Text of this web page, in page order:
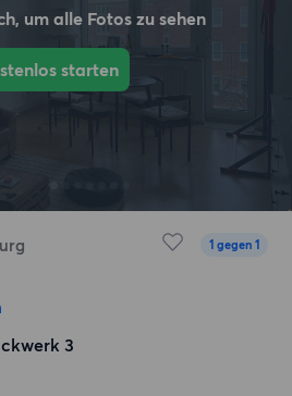
um alle Fotos zu sehen
starten
1 gegen 1
3